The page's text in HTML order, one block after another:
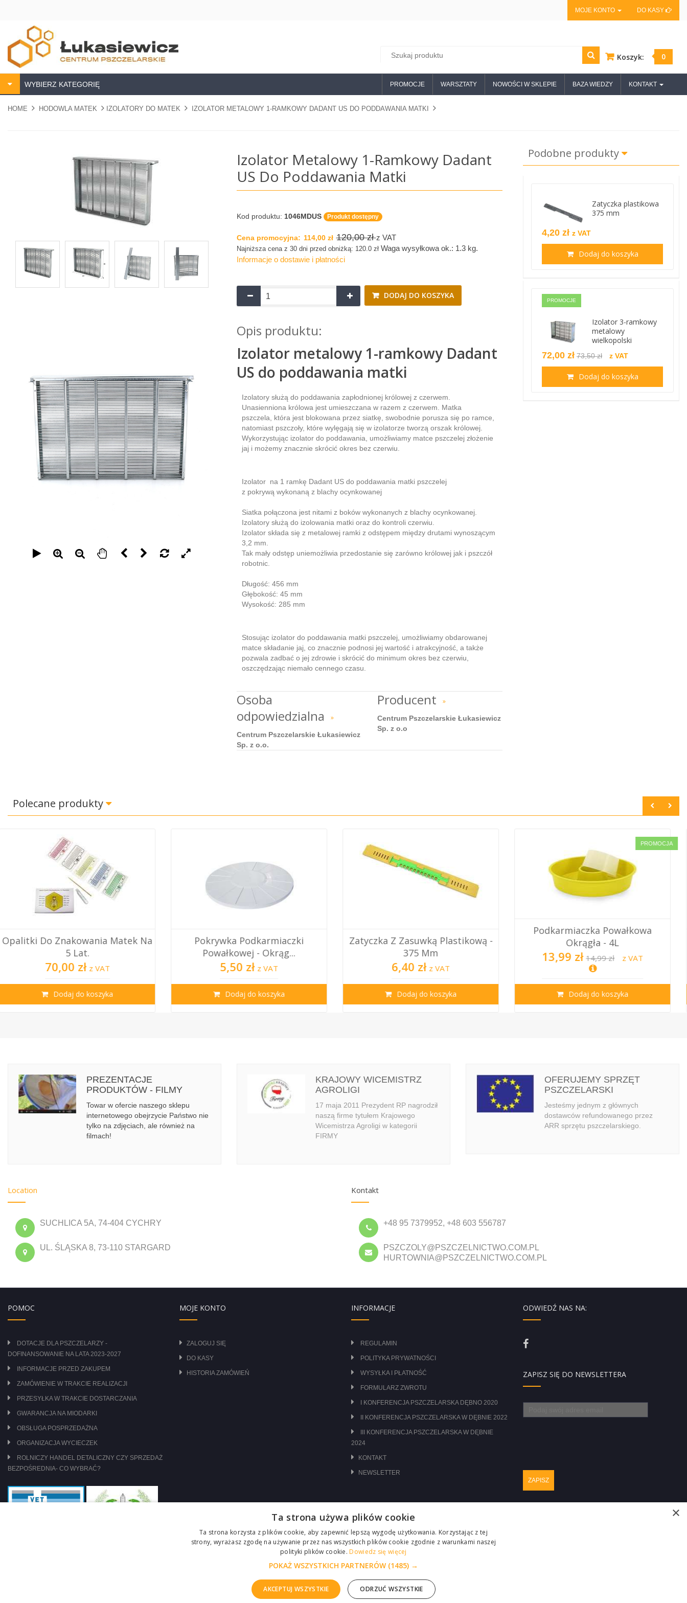
MOJE KONTO DO KASY
Koszyk: 0
PROMOCJE WARSZTATY NOWOŚCI W SKLEPIE BAZA WIEDZY KONTAKT
WYBIERZ KATEGORIĘ
HOME HODOWLA MATEK IZOLATORY DO MATEK IZOLATOR METALOWY 1-RAMKOWY DADANT US DO PODDAWANIA MATKI
Izolator Metalowy 1-Ramkowy Dadant
US Do Poddawania Matki
Kod produktu: 1046MDUS Produkt dostępny
Cena promocyjna: 114,00 zł 120,00 zł z VAT
Najniższa cena z 30 dni przed obniżką: 120.0 zł Waga wysyłkowa ok.: 1.3 kg.
Informacje o dostawie i płatności
DODAJ DO KOSZYKA
Opis produktu:
Izolator metalowy 1-ramkowy Dadant
US do poddawania matki
Izolatory służą do poddawania zapłodnionej królowej z czerwem.
Unasienniona królowa jest umieszczana w razem z czerwem. Matka
pszczela, która jest blokowana przez siatkę, swobodnie porusza się po ramce,
natomiast pszczoły, które wylęgają się w izolatorze tworzą orszak królowej.
Wykorzystując izolator do poddawania, umożliwiamy matce pszczelej złożenie
jaj i możemy znacznie skrócić okres bez czerwiu.
Izolator na 1 ramkę Dadant US do poddawania matki pszczelej
z pokrywą wykonaną z blachy ocynkowanej
Siatka połączona jest nitami z boków wykonanych z blachy ocynkowanej.
Izolatory służą do izolowania matki oraz do kontroli czerwiu.
Izolator składa się z metalowej ramki z odstępem między drutami wynoszącym
3,2 mm.
Tak mały odstęp uniemożliwia przedostanie się zarówno królowej jak i pszczół
robotnic.
Długość: 456 mm
Głębokość: 45 mm
Wysokość: 285 mm
Stosując izolator do poddawania matki pszczelej, umożliwiamy obdarowanej
matce składanie jaj, co znacznie podnosi jej wartość i atrakcyjność, a także
pozwala zadbać o jej zdrowie i skrócić do minimum okres bez czerwiu,
oszczędzając niemało cennego czasu.
Osoba
odpowiedzialna
»
Centrum Pszczelarskie Łukasiewicz
Sp. z o.o.
Producent »
Centrum Pszczelarskie Łukasiewicz
Sp. z o.o
Podobne produkty
Zatyczka plastikowa
375 mm
4,20 zł z VAT
Dodaj do koszyka
PROMOCJE
Izolator 3-ramkowy
metalowy
wielkopolski
72,00 zł 73,50 zł z VAT
Dodaj do koszyka
Polecane produkty
Pokrywka Podkarmiaczki
Powałkowej - Okrąg...
5,50 zł z VAT
Dodaj do koszyka
Zatyczka Z Zasuwką Plastikową -
375 Mm
6,40 zł z VAT
Dodaj do koszyka
Okrągła - 4L
13,99 zł 14,99 zł
Dodaj do koszyka
Mata Słomiana Do Ula Dadant -
(pionowa)
38,00 zł
Dodaj do koszyka
PREZENTACJE
PRODUKTÓW - FILMY
Towar w ofercie naszego sklepu
internetowego obejrzycie Państwo nie
tylko na zdjęciach, ale również na
filmach!
KRAJOWY WICEMISTRZ
AGROLIGI
17 maja 2011 Prezydent RP nagrodził
naszą firme tytułem Krajowego
Wicemistrza Agroligi w kategorii
FIRMY
OFERUJEMY SPRZĘT
PSZCZELARSKI
Jesteśmy jednym z głównych
dostawców refundowanego przez
ARR sprzętu pszczelarskiego.
Location
SUCHLICA 5A, 74-404 CYCHRY
UL. ŚLĄSKA 8, 73-110 STARGARD
Kontakt
+48 95 7379952, +48 603 556787
PSZCZOLY@PSZCZELNICTWO.COM.PL
HURTOWNIA@PSZCZELNICTWO.COM.PL
POMOC
DOTACJE DLA PSZCZELARZY -
DOFINANSOWANIE NA LATA 2023-2027
INFORMACJE PRZED ZAKUPEM
ZAMÓWIENIE W TRAKCIE REALIZACJI
PRZESYŁKA W TRAKCIE DOSTARCZANIA
GWARANCJA NA MIODARKI
OBSŁUGA POSPRZEDAŻNA
ORGANIZACJA WYCIECZEK
ROLNICZY HANDEL DETALICZNY CZY SPRZEDAŻ
BEZPOŚREDNIA- CO WYBRAĆ?
MOJE KONTO
ZALOGUJ SIĘ
DO KASY
HISTORIA ZAMÓWIEŃ
INFORMACJE
REGULAMIN
POLITYKA PRYWATNOŚCI
WYSYŁKA I PŁATNOŚĆ
FORMULARZ ZWROTU
I KONFERENCJA PSZCZELARSKA DĘBNO 2020
II KONFERENCJA PSZCZELARSKA W DĘBNIE 2022
III KONFERENCJA PSZCZELARSKA W DĘBNIE
2024
KONTAKT
NEWSLETTER
ODWIEDŹ NAS NA:
ZAPISZ SIĘ DO NEWSLETTERA
×
Ta strona używa plików cookie
Ta strona korzysta z plików cookie, aby zapewnić lepszą wygodę użytkowania. Korzystając z tej
strony, wyrażasz zgodę na używanie przez nas wszystkich plików cookie zgodnie z warunkami naszej
polityki plików cookie. Dowiedz się więcej
POKAŻ WSZYSTKICH PARTNERÓW (1485) →
AKCEPTUJ WSZYSTKIE ODRZUĆ WSZYSTKIE